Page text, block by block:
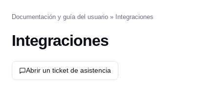
Documentación y guía del usuario » Integraciones
Integraciones
Abrir un ticket de asistencia